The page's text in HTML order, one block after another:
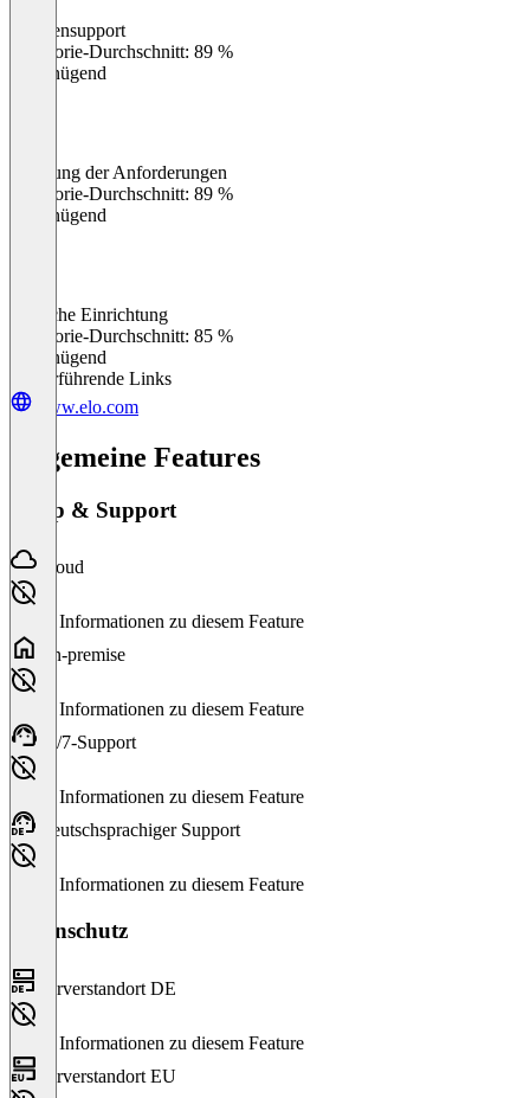
Kundensupport
Kategorie-Durchschnitt: 89 %
Ungenügend
Erfüllung der Anforderungen
Kategorie-Durchschnitt: 89 %
Ungenügend
Einfache Einrichtung
Kategorie-Durchschnitt: 85 %
Ungenügend
Weiterführende Links
www.elo.com
Allgemeine Features
Setup & Support
Cloud
Keine Informationen zu diesem Feature
On-premise
Keine Informationen zu diesem Feature
24/7-Support
Keine Informationen zu diesem Feature
Deutschsprachiger Support
Keine Informationen zu diesem Feature
Datenschutz
Serverstandort DE
Keine Informationen zu diesem Feature
Serverstandort EU